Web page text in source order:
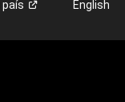
país English